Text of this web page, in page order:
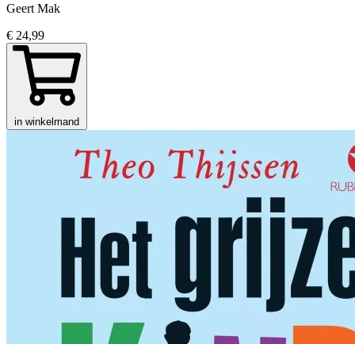
Geert Mak
€ 24,99
in winkelmand